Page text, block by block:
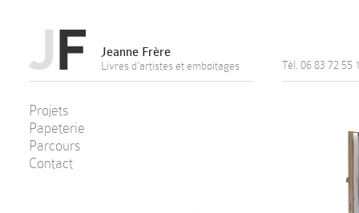
Jeanne Frère
Livres d’artistes et emboitages Tél. 06 83 72 55
Projets
Papeterie
Parcours
Contact